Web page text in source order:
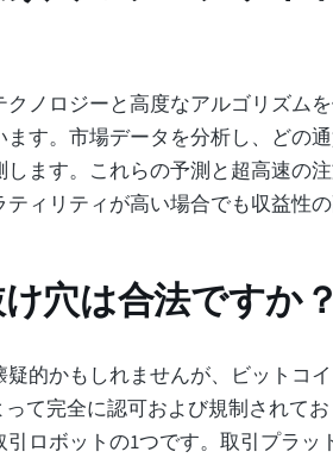
ノロジーと高度なアルゴリズム
す。市場データを分析し、どの
ます。これらの予測と超高速の
ィリティが高い場合でも収益性
穴は合法ですか？
的かもしれませんが、ビットコ
って完全に認可および規制されてお
ロボットの1つです。取引プラッ